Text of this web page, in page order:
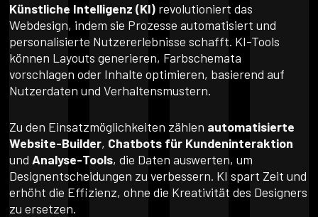
Künstliche Intelligenz (KI)revolutioniert das
Webdesign, indem sie Prozesse automatisiert und
personalisierte Nutzererlebnisse schafft. KI-Tools
können Layouts generieren, Farbschemata
vorschlagen oder Inhalte optimieren, basierend auf
Nutzerdaten und Verhaltensmustern.
Zu den Einsatzmöglichkeiten zählen automatisierte
Website-Builder, Chatbots für Kundeninteraktion
und Analyse-Tools, die Daten auswerten, um
Designentscheidungen zu verbessern. KI spart Zeit und
erhöht die Effizienz, ohne die Kreativität des Designers
zu ersetzen.